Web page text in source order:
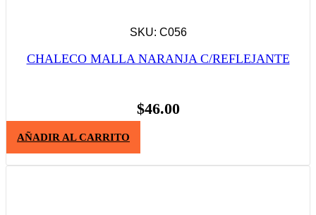
SKU: C056
CHALECO MALLA NARANJA C/REFLEJANTE
$46.00
AÑADIR AL CARRITO